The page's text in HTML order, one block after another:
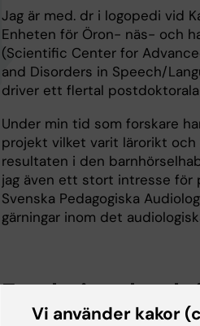
Jag är med. dr i logopedi vid
Enheten för Öron- näs- och
(Scientific Center for
and Disorders in Speech/
driver ett flertal
Under min tid som forskare
projekt vilket varit lärorikt
resultaten i den
jag även ett stort intresse för
Svenska Pedagogiska
gärningar inom det
Vi använder kakor